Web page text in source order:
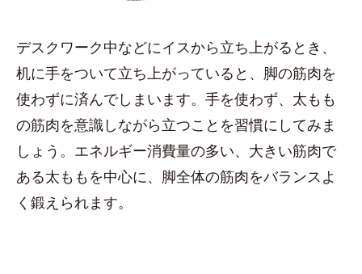
デスクワーク中などにイスから立ち上がるとき、
机に手をついて立ち上がっていると、脚の筋肉を
使わずに済んでしまいます。手を使わず、太もも
の筋肉を意識しながら立つことを習慣にしてみま
しょう。エネルギー消費量の多い、大きい筋肉で
ある太ももを中心に、脚全体の筋肉をバランスよ
く鍛えられます。